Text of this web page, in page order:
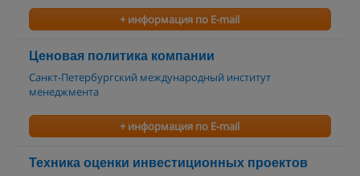
+ информация по E-mail
Ценовая политика компании
Санкт-Петербургский международный институт
менеджмента
+ информация по E-mail
Техника оценки инвестиционных проектов